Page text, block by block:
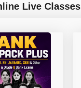
Live Classes